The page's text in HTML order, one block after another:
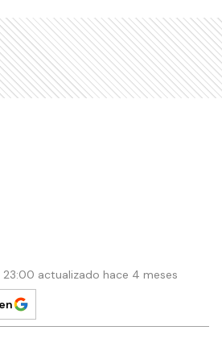
actualizado hace 4 meses